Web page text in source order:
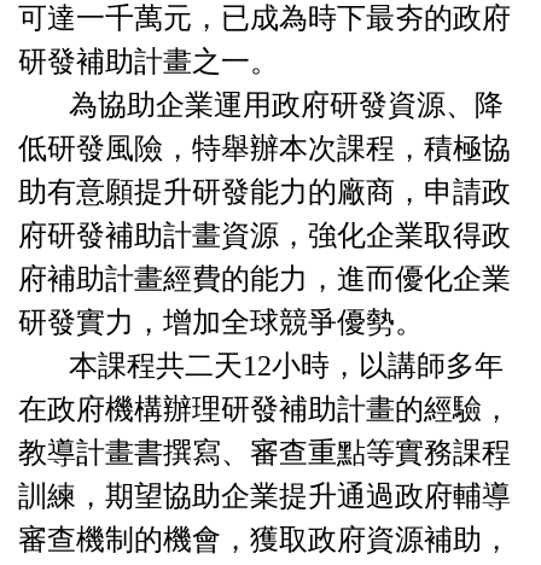
可達一千萬元，已成為時下最夯的政府
研發補助計畫之一。
為協助企業運用政府研發資源、降
低研發風險，特舉辦本次課程，積極協
助有意願提升研發能力的廠商，申請政
府研發補助計畫資源，強化企業取得政
府補助計畫經費的能力，進而優化企業
研發實力，增加全球競爭優勢。
本課程共二天12小時，以講師多年
在政府機構辦理研發補助計畫的經驗，
教導計畫書撰寫、審查重點等實務課程
訓練，期望協助企業提升通過政府輔導
審查機制的機會，獲取政府資源補助，